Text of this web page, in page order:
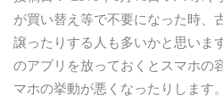
が買い替え等で不要になった時、
譲ったりする人も多いかと思いま
のアプリを放っておくとスマホの
マホの挙動が悪くなったりします